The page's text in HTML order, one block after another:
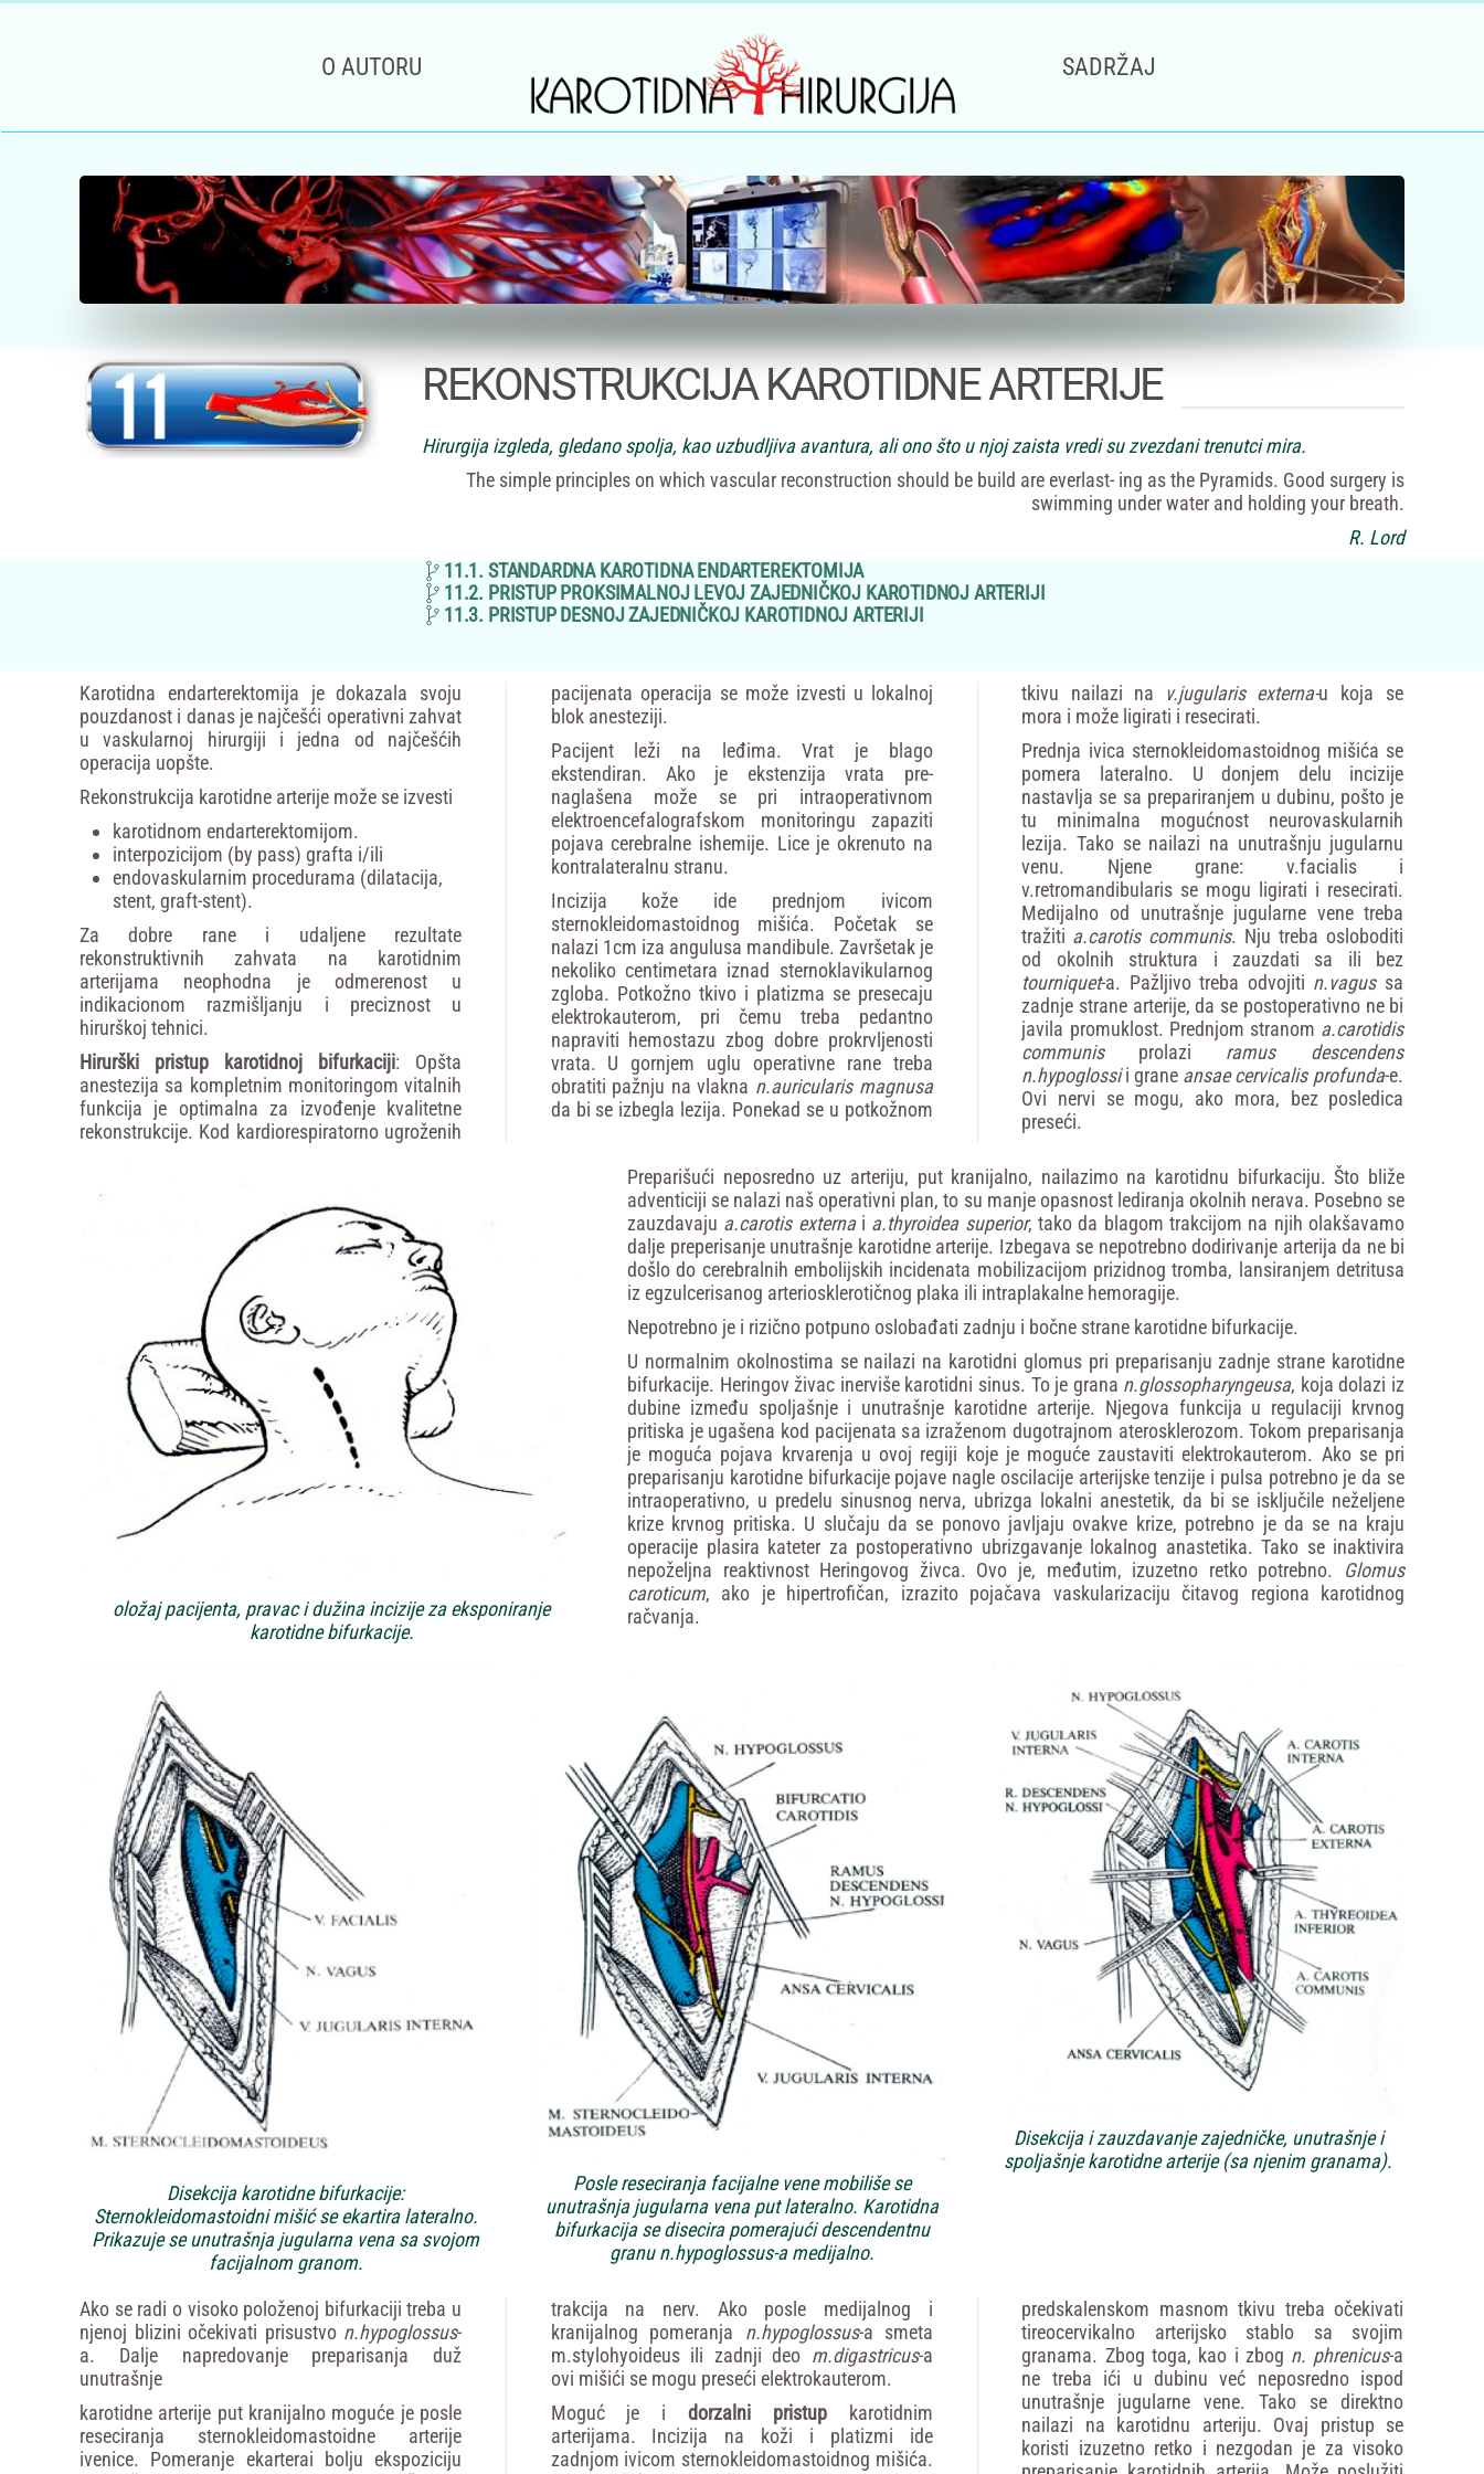
O AUTORU SADRŽAJ
REKONSTRUKCIJA KAROTIDNE ARTERIJE
Hirurgija izgleda, gledano spolja, kao uzbudljiva avantura, ali ono što u njoj zaista vredi su zvezdani trenutci mira.
The simple principles on which vascular reconstruction should be build are everlast- ing as the Pyramids. Good surgery is
swimming under water and holding your breath.
R. Lord
11.1. STANDARDNA KAROTIDNA ENDARTEREKTOMIJA
11.2. PRISTUP PROKSIMALNOJ LEVOJ ZAJEDNIČKOJ KAROTIDNOJ ARTERIJI
11.3. PRISTUP DESNOJ ZAJEDNIČKOJ KAROTIDNOJ ARTERIJI
Karotidna endarterektomija je dokazala svoju
pouzdanost i danas je najčešći operativni zahvat
u vaskularnoj hirurgiji i jedna od najčešćih
operacija uopšte.
Rekonstrukcija karotidne arterije može se izvesti
karotidnom endarterektomijom.
interpozicijom (by pass) grafta i/ili
endovaskularnim procedurama (dilatacija,
stent, graft-stent).
Za dobre rane i udaljene rezultate
rekonstruktivnih zahvata na karotidnim
arterijama neophodna je odmerenost u
indikacionom razmišljanju i preciznost u
hirurškoj tehnici.
Hirurški
pristup karotidnoj bifurkaciji: Opšta
anestezija sa kompletnim monitoringom vitalnih
funkcija je optimalna za izvođenje kvalitetne
rekonstrukcije. Kod kardiorespiratorno ugroženih
pacijenata operacija se može izvesti u lokalnoj
blok anesteziji.
Pacijent leži na leđima. Vrat je blago
ekstendiran. Ako je ekstenzija vrata pre-
naglašena može se pri intraoperativnom
elektroencefalografskom monitoringu zapaziti
pojava cerebralne ishemije. Lice je okrenuto na
kontralateralnu stranu.
Incizija kože ide prednjom ivicom
sternokleidomastoidnog mišića. Početak se
nalazi 1cm iza angulusa mandibule. Završetak je
nekoliko centimetara iznad sternoklavikularnog
zgloba. Potkožno tkivo i platizma se presecaju
elektrokauterom, pri čemu treba pedantno
napraviti hemostazu zbog dobre prokrvljenosti
vrata. U gornjem uglu operativne rane treba
obratiti pažnju na vlakna n.auricularis magnusa
da bi se izbegla lezija. Ponekad se u potkožnom
tkivu nailazi na v.jugularis externa-u koja se
mora i može ligirati i resecirati.
Prednja ivica sternokleidomastoidnog mišića se
pomera lateralno. U donjem delu incizije
nastavlja se sa prepariranjem u dubinu, pošto je
tu minimalna mogućnost neurovaskularnih
lezija. Tako se nailazi na unutrašnju jugularnu
venu. Njene grane: v.facialis i
v.retromandibularis se mogu ligirati i resecirati.
Medijalno od unutrašnje jugularne vene treba
tražiti a.carotis communis. Nju treba osloboditi
od okolnih struktura i zauzdati sa ili bez
tourniquet-a. Pažljivo treba odvojiti n.vagus sa
zadnje strane arterije, da se postoperativno ne bi
javila promuklost. Prednjom stranom a.carotidis
communis
prolazi ramus
descendens
n.hypoglossi i grane ansae cervicalis profunda-e.
Ovi nervi se mogu, ako mora, bez posledica
preseći.
oložaj pacijenta, pravac i dužina incizije za eksponiranje
karotidne bifurkacije.
Preparišući neposredno uz arteriju, put kranijalno, nailazimo na karotidnu bifurkaciju. Što bliže
adventiciji se nalazi naš operativni plan, to su manje opasnost lediranja okolnih nerava. Posebno se
zauzdavaju a.carotis externa i a.thyroidea superior, tako da blagom trakcijom na njih olakšavamo
dalje preperisanje unutrašnje karotidne arterije. Izbegava se nepotrebno dodirivanje arterija da ne bi
došlo do cerebralnih embolijskih incidenata mobilizacijom prizidnog tromba, lansiranjem detritusa
iz egzulcerisanog arteriosklerotičnog plaka ili intraplakalne hemoragije.
Nepotrebno je i rizično potpuno oslobađati zadnju i bočne strane karotidne bifurkacije.
U normalnim okolnostima se nailazi na karotidni glomus pri preparisanju zadnje strane karotidne
bifurkacije. Heringov živac inerviše karotidni sinus. To je grana n.glossopharyngeusa, koja dolazi iz
dubine između spoljašnje i unutrašnje karotidne arterije. Njegova funkcija u regulaciji krvnog
pritiska je ugašena kod pacijenata sa izraženom dugotrajnom aterosklerozom. Tokom preparisanja
je moguća pojava krvarenja u ovoj regiji koje je moguće zaustaviti elektrokauterom. Ako se pri
preparisanju karotidne bifurkacije pojave nagle oscilacije arterijske tenzije i pulsa potrebno je da se
intraoperativno, u predelu sinusnog nerva, ubrizga lokalni anestetik, da bi se isključile neželjene
krize krvnog pritiska. U slučaju da se ponovo javljaju ovakve krize, potrebno je da se na kraju
operacije plasira kateter za postoperativno ubrizgavanje lokalnog anastetika. Tako se inaktivira
nepoželjna reaktivnost Heringovog živca. Ovo je, međutim, izuzetno retko potrebno. Glomus
caroticum, ako je hipertrofičan, izrazito pojačava vaskularizaciju čitavog regiona karotidnog
račvanja.
Disekcija karotidne bifurkacije:
Sternokleidomastoidni mišić se ekartira lateralno.
Prikazuje se unutrašnja jugularna vena sa svojom
facijalnom granom.
Posle reseciranja facijalne vene mobiliše se
unutrašnja jugularna vena put lateralno. Karotidna
bifurkacija sedisecira pomerajući descendentnu
granu n.hypoglossus-a medijalno.
Disekcija i zauzdavanje zajedničke, unutrašnje i
spoljašnje karotidne arterije (sa njenim granama).
Ako se radi o visoko položenoj bifurkaciji treba u
njenoj blizini očekivati prisustvo n.hypoglossus-
a. Dalje napredovanje preparisanja duž
unutrašnje
karotidne arterije put kranijalno moguće je posle
reseciranja sternokleidomastoidne arterije
ivenice. Pomeranje ekarterai bolju ekspoziciju
trakcija na nerv. Ako posle medijalnog i
kranijalnog pomeranja n.hypoglossus-a smeta
m.stylohyoideus ili zadnji deo m.digastricus-a
ovi mišići se mogu preseći elektrokauterom.
Moguć je i dorzalni pristup
karotidnim
arterijama. Incizija na koži i platizmi ide
zadnjom ivicom sternokleidomastoidnog mišića.
predskalenskom masnom tkivu treba očekivati
tireocervikalno arterijsko stablo sa svojim
granama. Zbog toga, kao i zbog n. phrenicus-a
ne treba ići u dubinu već neposredno ispod
unutrašnje jugularne vene. Tako se direktno
nailazi na karotidnu arteriju. Ovaj pristup se
koristi izuzetno retko i nezgodan je za visoko